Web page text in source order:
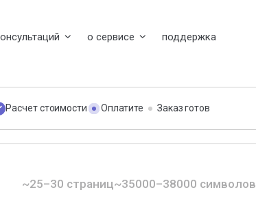
о сервисе поддержка
Расчет стоимости Оплатите Заказ готов
~25–30 страниц~35000–38000 символов